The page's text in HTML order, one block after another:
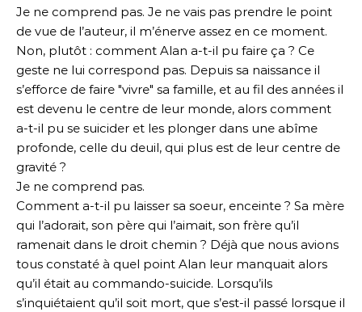
Je ne comprend pas. Je ne vais pas prendre le point
de vue de l’auteur, il m’énerve assez en ce moment.
Non, plutôt : comment Alan a-t-il pu faire ça ? Ce
geste ne lui correspond pas. Depuis sa naissance il
s’efforce de faire "vivre" sa famille, et au fil des années il
est devenu le centre de leur monde, alors comment
a-t-il pu se suicider et les plonger dans une abîme
profonde, celle du deuil, qui plus est de leur centre de
gravité ?
Je ne comprend pas.
Comment a-t-il pu laisser sa soeur, enceinte ? Sa mère
qui l’adorait, son père qui l’aimait, son frère qu’il
ramenait dans le droit chemin ? Déjà que nous avions
tous constaté à quel point Alan leur manquait alors
qu’il était au commando-suicide. Lorsqu’ils
s’inquiétaient qu’il soit mort, que s’est-il passé lorsque il